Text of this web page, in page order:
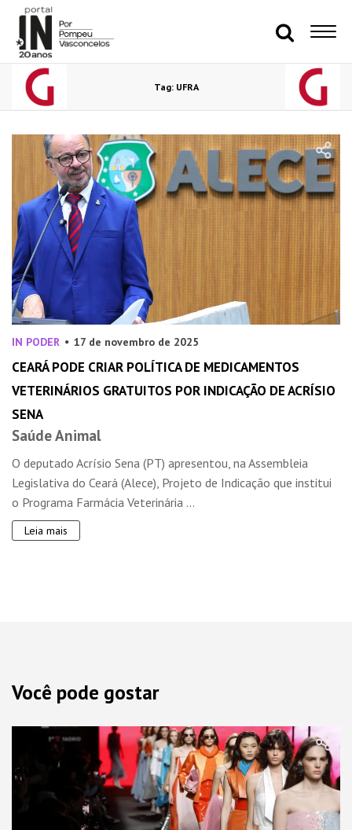
Tag: UFRA
IN PODER 17 de novembro de 2025
CEARÁ PODE CRIAR POLÍTICA DE MEDICAMENTOS
VETERINÁRIOS GRATUITOS POR INDICAÇÃO DE ACRÍSIO
SENA
Saúde Animal
O deputado Acrísio Sena (PT) apresentou, na Assembleia
Legislativa do Ceará (Alece), Projeto de Indicação que institui
o Programa Farmácia Veterinária ...
Leia mais
Você pode gostar